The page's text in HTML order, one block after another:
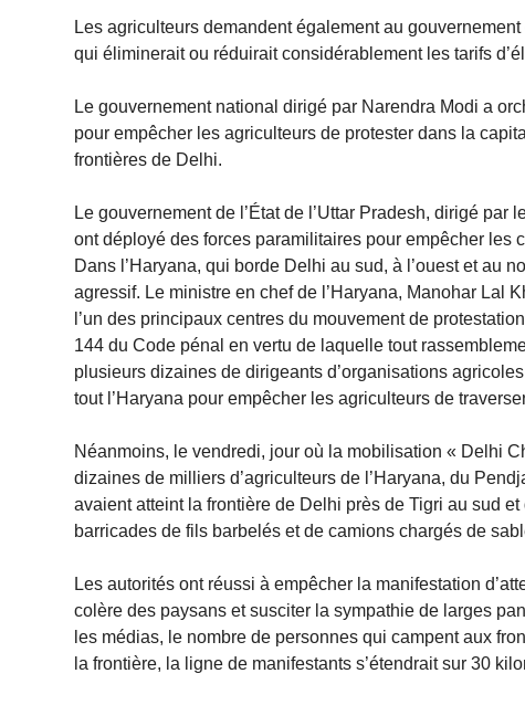
Les agriculteurs demandent également au
qui éliminerait ou réduirait considérablement les tarifs
Le gouvernement national dirigé par Narendra Modi a
pour empêcher les agriculteurs de protester dans la
frontières de Delhi.
Le gouvernement de l’État de l’Uttar Pradesh, dirigé par
ont déployé des forces paramilitaires pour empêcher les
Dans l’Haryana, qui borde Delhi au sud, à l’ouest et au
agressif. Le ministre en chef de l’Haryana, Manohar Lal
l’un des principaux centres du mouvement de
144 du Code pénal en vertu de laquelle tout
plusieurs dizaines de dirigeants d’organisations
tout l’Haryana pour empêcher les agriculteurs de
Néanmoins, le vendredi, jour où la mobilisation « Delhi
dizaines de milliers d’agriculteurs de l’Haryana, du
avaient atteint la frontière de Delhi près de Tigri au sud
barricades de fils barbelés et de camions chargés de
Les autorités ont réussi à empêcher la manifestation
colère des paysans et susciter la sympathie de larges
les médias, le nombre de personnes qui campent aux
la frontière, la ligne de manifestants s’étendrait sur 30